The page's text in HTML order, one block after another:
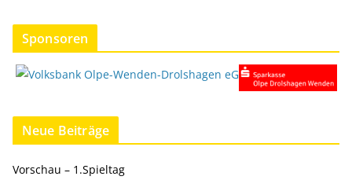
Sponsoren
Neue Beiträge
Vorschau – 1.Spieltag